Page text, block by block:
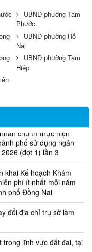
UBND phường Tam
Phước
UBND phường Hố
Nai
UBND phường Tam
Hiệp
chủ trì thực hiện
phố sử dụng ngân
(đợt 1) lần 3
Kế hoạch Khám
phí ít nhất mỗi năm
phố Đồng Nai
đổi địa chỉ trụ sở làm
lĩnh vực đất đai, tại